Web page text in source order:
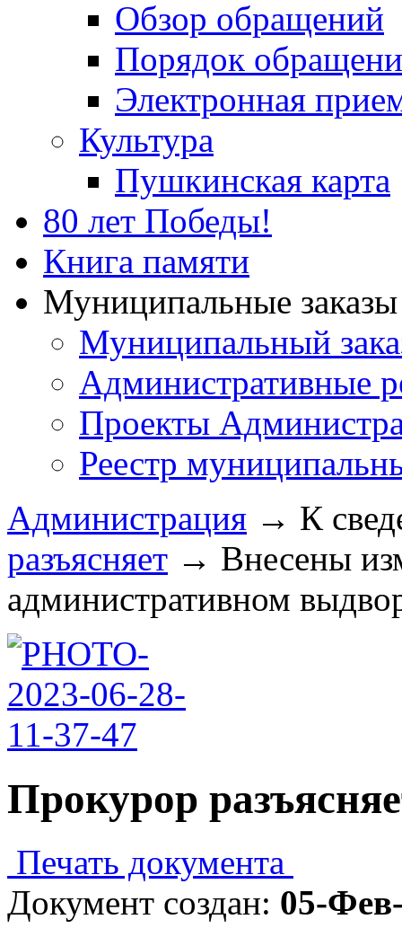
Обзор обращений
Порядок
Электронная
Культура
Пушкинская карта
80 лет Победы!
Книга памяти
Муниципальные
Муниципальный
Административные
Проекты
Реестр
Администрация → К
разъясняет → Внесены
административном
Прокурор
Печать документа
Документ создан: 05-